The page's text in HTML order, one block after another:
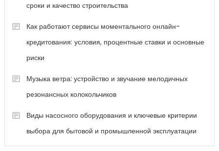
сроки и качество строительства
Как работают сервисы моментального онлайн-
кредитования: условия, процентные ставки и основные
риски
Музыка ветра: устройство и звучание мелодичных
резонансных колокольчиков
Виды насосного оборудования и ключевые критерии
выбора для бытовой и промышленной эксплуатации